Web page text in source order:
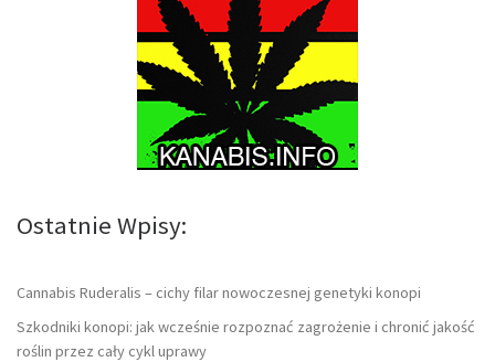
Ostatnie Wpisy:
Cannabis Ruderalis – cichy filar nowoczesnej genetyki konopi
Szkodniki konopi: jak wcześnie rozpoznać zagrożenie i chronić jakość
roślin przez cały cykl uprawy